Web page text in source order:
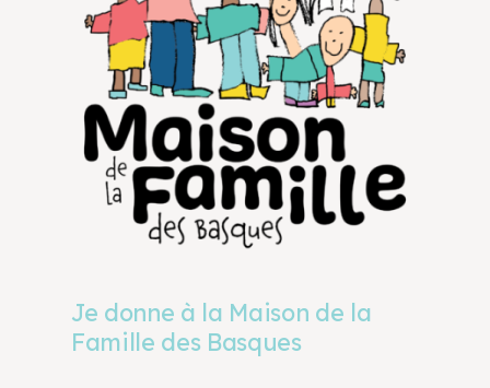
Je donne à la Maison de la
Famille des Basques